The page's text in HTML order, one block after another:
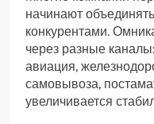
начинают
конкурентами.
через разные
авиация,
самовывоза,
увеличивается